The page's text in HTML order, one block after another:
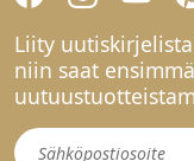
Liity
niin saat
Uutiskirje